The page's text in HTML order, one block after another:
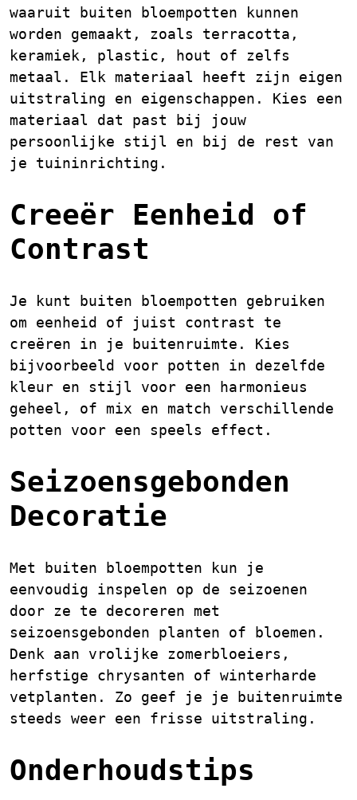
waaruit buiten bloempotten kunnen
worden gemaakt, zoals terracotta,
keramiek, plastic, hout of zelfs
metaal. Elk materiaal heeft zijn eigen
uitstraling en eigenschappen. Kies een
materiaal dat past bij jouw
persoonlijke stijl en bij de rest van
je tuininrichting.
Creeër Eenheid of
Contrast
Je kunt buiten bloempotten gebruiken
om eenheid of juist contrast te
creëren in je buitenruimte. Kies
bijvoorbeeld voor potten in dezelfde
kleur en stijl voor een harmonieus
geheel, of mix en match verschillende
potten voor een speels effect.
Seizoensgebonden
Decoratie
Met buiten bloempotten kun je
eenvoudig inspelen op de seizoenen
door ze te decoreren met
seizoensgebonden planten of bloemen.
Denk aan vrolijke zomerbloeiers,
herfstige chrysanten of winterharde
vetplanten. Zo geef je je buitenruimte
steeds weer een frisse uitstraling.
Onderhoudstips